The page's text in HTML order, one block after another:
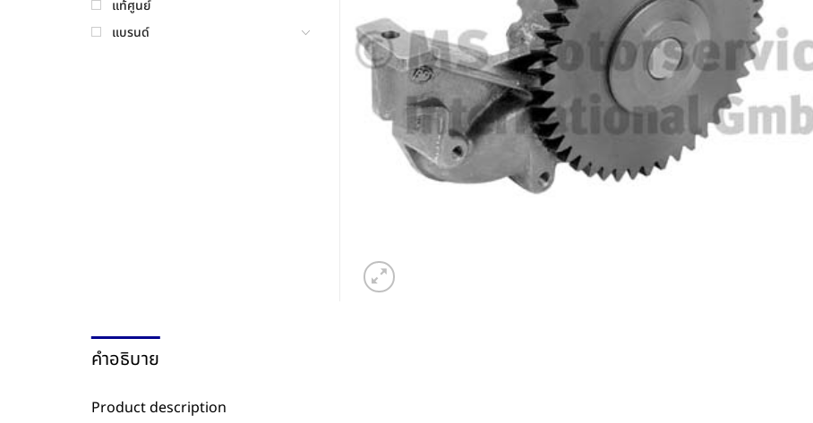
แท้ศูนย์
แบรนด์
คำอธิบาย
Product description